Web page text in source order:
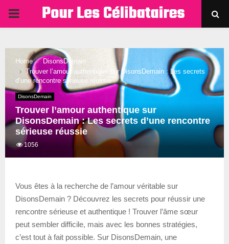
PRIMARY
Home
DisonsDemain
Trouver l’amour authentique sur DisonsDemain : Les secrets
d’une rencontre sérieuse réussie
DisonsDemain
Trouver l’amour authentique sur
DisonsDemain : Les secrets d’une rencontre
sérieuse réussie
1056
Vous êtes à la recherche de l’amour véritable sur
DisonsDemain ? Découvrez les secrets pour réussir une
rencontre sérieuse et authentique ! Trouver l’âme sœur
peut sembler difficile, mais avec les bonnes stratégies,
c’est tout à fait possible. Sur DisonsDemain, une